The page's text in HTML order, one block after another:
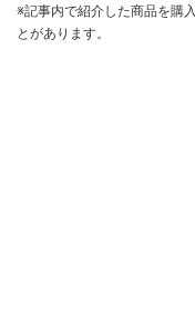
※記事内で紹介した商品を購
とがあります。